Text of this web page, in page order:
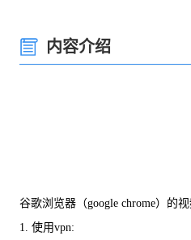
内容介绍
谷歌浏览器（google chrome）的
1. 使用vpn: